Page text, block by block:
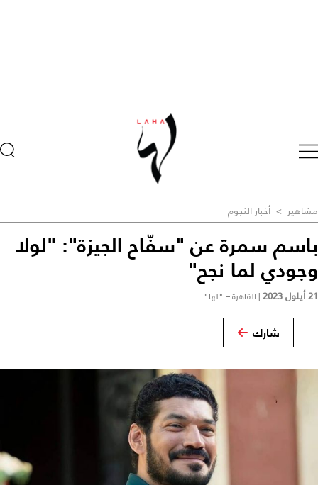
مشاهير > أخبار النجوم
باسم سمرة عن "سفّاح الجيزة": "لولا
وجودي لما نجح"
21 أيلول 2023 | القاهرة – "لها"
شارك